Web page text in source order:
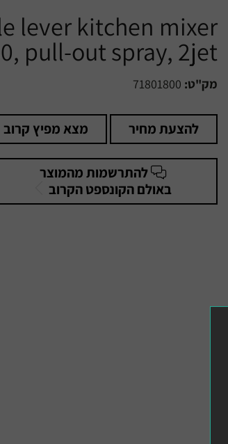
lever kitchen mixer
pull-out spray, 2jet
מק"ט: 71801800
להצעת מחיר מצא מפיץ קרוב
להתרשמות מהמוצר
באולם הקונספט הקרוב